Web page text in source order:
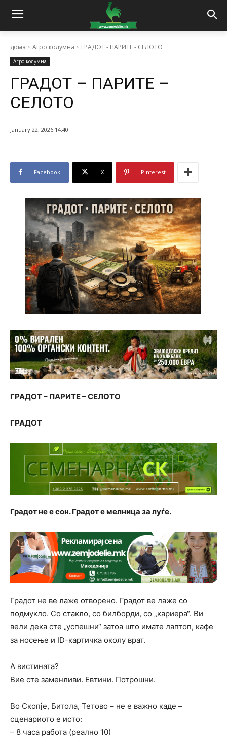
дома Агро колумна ГРАДОТ - ПАРИТЕ - СЕЛОТО
Агро колумна
ГРАДОТ – ПАРИТЕ –
СЕЛОТО
January 22, 2026 14:40
Facebook X Pinterest
ГРАДОТ – ПАРИТЕ – СЕЛОТО
ГРАДОТ
Градот не е сон. Градот е мелница за луѓе.
Градот не ве лаже отворено. Градот ве лаже со
подмукло. Со стакло, со билборди, со „кариера“. Ви
вели дека сте „успешни“ затоа што имате лаптоп, кафе
за носење и ID-картичка околу врат.
А вистината?
Вие сте заменливи. Евтини. Потрошни.
Во Скопје, Битола, Тетово – не е важно каде –
сценариото е исто:
– 8 часа работа (реално 10)